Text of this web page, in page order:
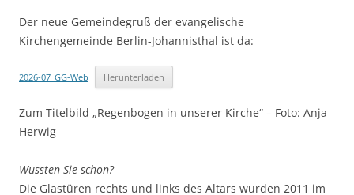
Der neue Gemeindegruß der evangelische
Kirchengemeinde Berlin-Johannisthal ist da:
2026-07_GG-Web Herunterladen
Zum Titelbild „Regenbogen in unserer Kirche“ – Foto: Anja
Herwig
Wussten Sie schon?
Die Glastüren rechts und links des Altars wurden 2011 im